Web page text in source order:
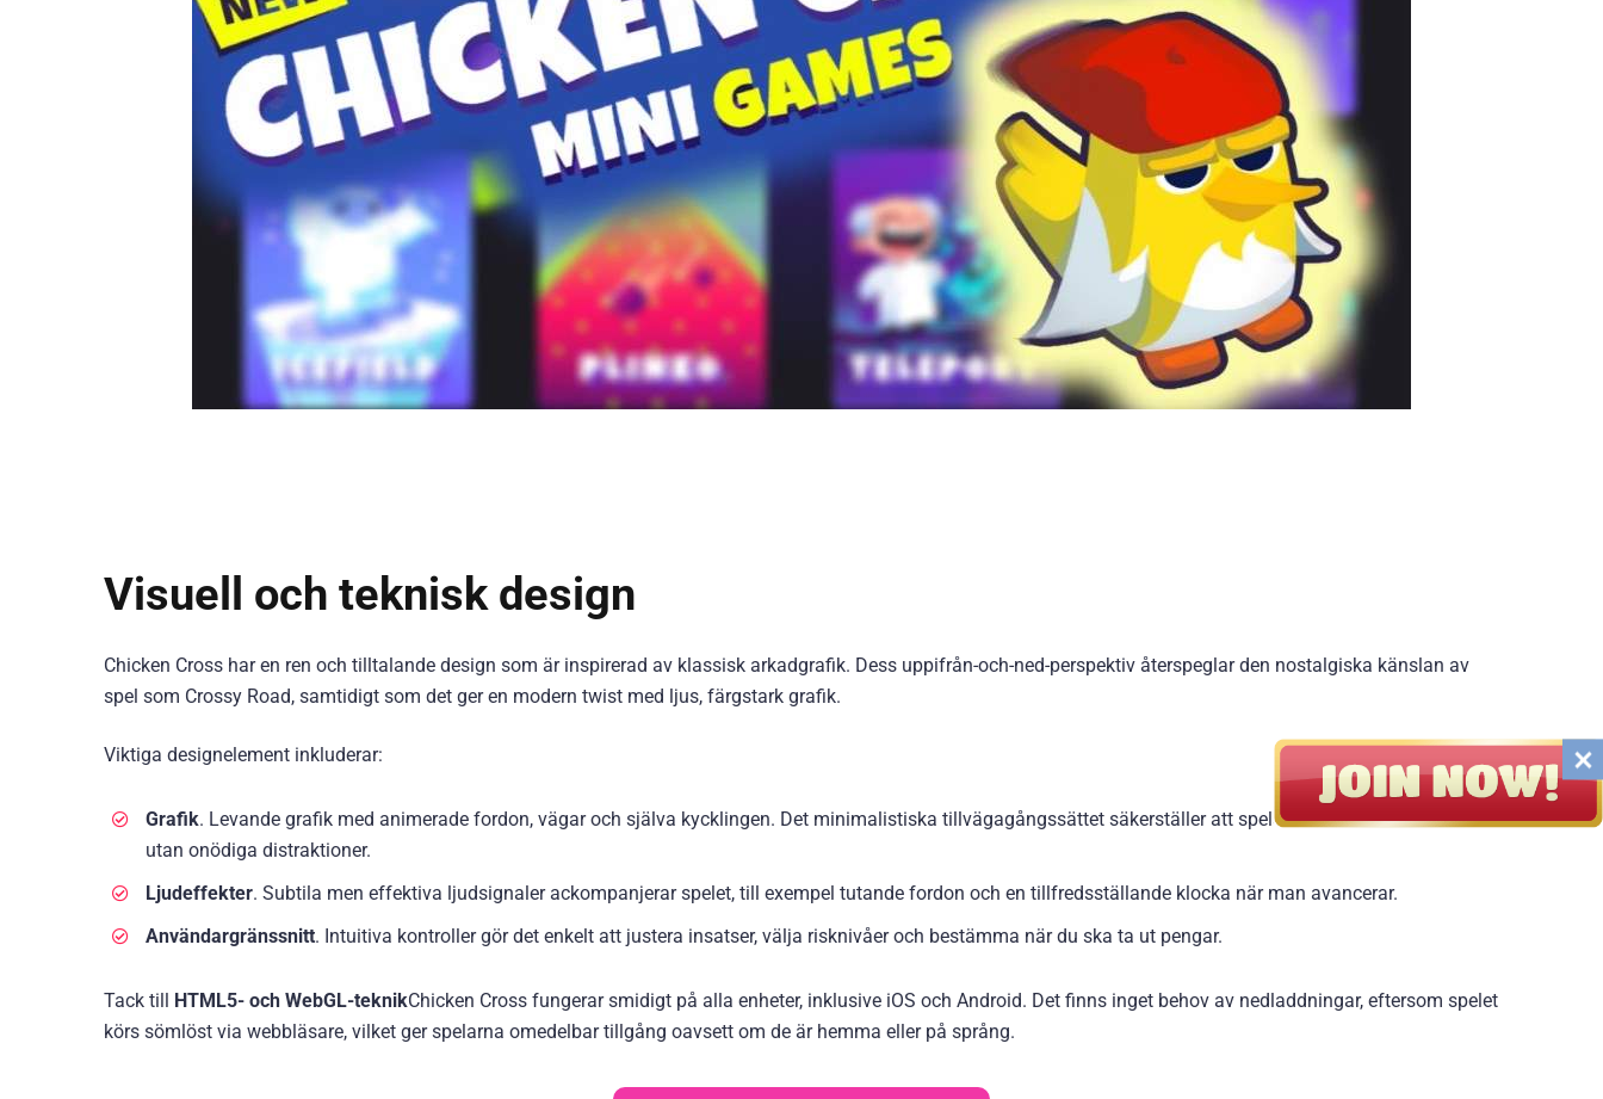
Visuell och teknisk design
Chicken Cross har en ren och tilltalande design som är inspirerad av klassisk arkadgrafik. Dess uppifrån-och-ned-perspektiv återspeglar den nostalgiska känslan av
spel som Crossy Road, samtidigt som det ger en modern twist med ljus, färgstark grafik.
Viktiga designelement inkluderar:
Grafik. Levande grafik med animerade fordon, vägar och själva kycklingen. Det minimalistiska tillvägagångssättet säkerställer att spelarna fokuserar på spelet
utan onödiga distraktioner.
Ljudeffekter. Subtila men effektiva ljudsignaler ackompanjerar spelet, till exempel tutande fordon och en tillfredsställande klocka när man avancerar.
Användargränssnitt. Intuitiva kontroller gör det enkelt att justera insatser, välja risknivåer och bestämma när du ska ta ut pengar.
Tack till HTML5- och WebGL-teknikChicken Cross fungerar smidigt på alla enheter, inklusive iOS och Android. Det finns inget behov av nedladdningar, eftersom spelet
körs sömlöst via webbläsare, vilket ger spelarna omedelbar tillgång oavsett om de är hemma eller på språng.